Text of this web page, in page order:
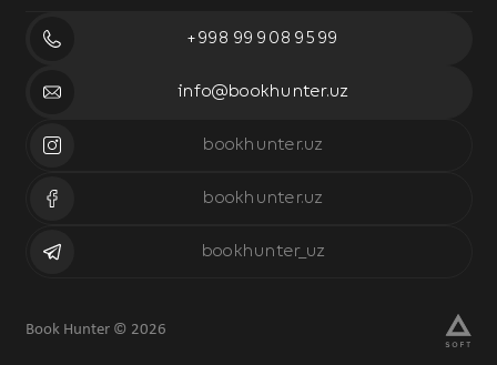
+998 99 908 95 99
info@bookhunter.uz
bookhunter.uz
bookhunter.uz
bookhunter_uz
Book Hunter © 2026